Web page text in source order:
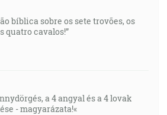
bíblica sobre os sete trovões, os
quatro cavalos!”
a 4 angyal és a 4 lovak
- magyarázata!«